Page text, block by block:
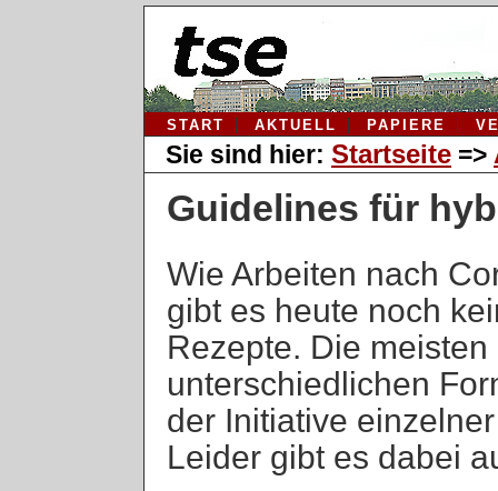
START AKTUELL PAPIERE
Sie sind hier: Startseite =>
Guidelines für
Wie Arbeiten nach
gibt es heute noch
Rezepte. Die
unterschiedlichen
der Initiative
Leider gibt es dabei